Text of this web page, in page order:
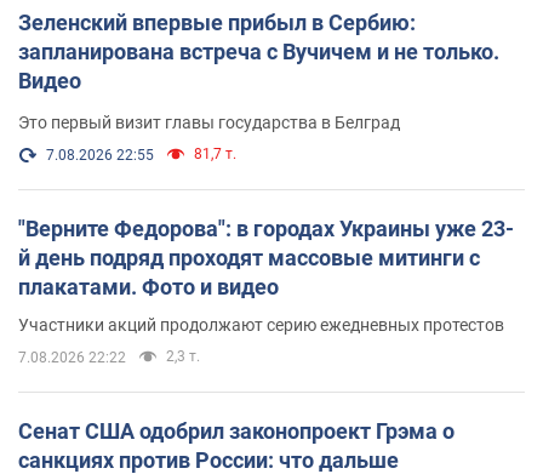
Зеленский впервые прибыл в Сербию:
запланирована встреча с Вучичем и не только.
Видео
Это первый визит главы государства в Белград
7.08.2026 22:55 81,7 т.
"Верните Федорова": в городах Украины уже 23-
й день подряд проходят массовые митинги с
плакатами. Фото и видео
Участники акций продолжают серию ежедневных протестов
7.08.2026 22:22 2,3 т.
Сенат США одобрил законопроект Грэма о
санкциях против России: что дальше